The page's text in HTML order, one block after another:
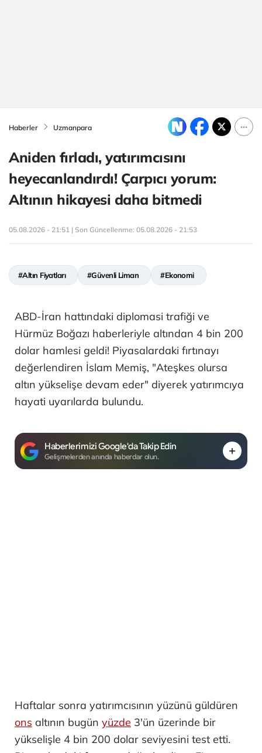
Haberler Uzmanpara
Aniden fırladı, yatırımcısını
heyecanlandırdı! Çarpıcı yorum:
Altının hikayesi daha bitmedi
05.08.2026 - 21:51 | Son Güncellenme: 05.08.2026 - 21:53
#Altın Fiyatları #Güvenli Liman #Ekonomi
ABD-İran hattındaki diplomasi trafiği ve
Hürmüz Boğazı haberleriyle altından 4 bin 200
dolar hamlesi geldi! Piyasalardaki fırtınayı
değerlendiren İslam Memiş, "Ateşkes olursa
altın yükselişe devam eder" diyerek yatırımcıya
hayati uyarılarda bulundu.
Haberlerimizi Google'da Takip Edin
Gelişmelerden anında haberdar olun.
Haftalar sonra yatırımcısının yüzünü güldüren
ons altının bugün yüzde 3'ün üzerinde bir
yükselişle 4 bin 200 dolar seviyesini test etti.